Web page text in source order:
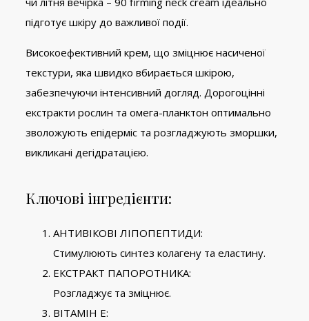
підготує шкіру до важливої ​​події.
Високоефективний крем, що зміцнює насиченої
текстури, яка швидко вбирається шкірою,
забезпечуючи інтенсивний догляд. Дорогоцінні
екстракти рослин та омега-планктон оптимально
зволожують епідерміс та розгладжують зморшки,
викликані дегідратацією.
Ключові інгредієнти:
АНТИВІКОВІ ЛІПОПЕПТИДИ:
Стимулюють синтез колагену та еластину.
ЕКСТРАКТ ПАПОРОТНИКА:
Розгладжує та зміцнює.
ВІТАМІН Е: